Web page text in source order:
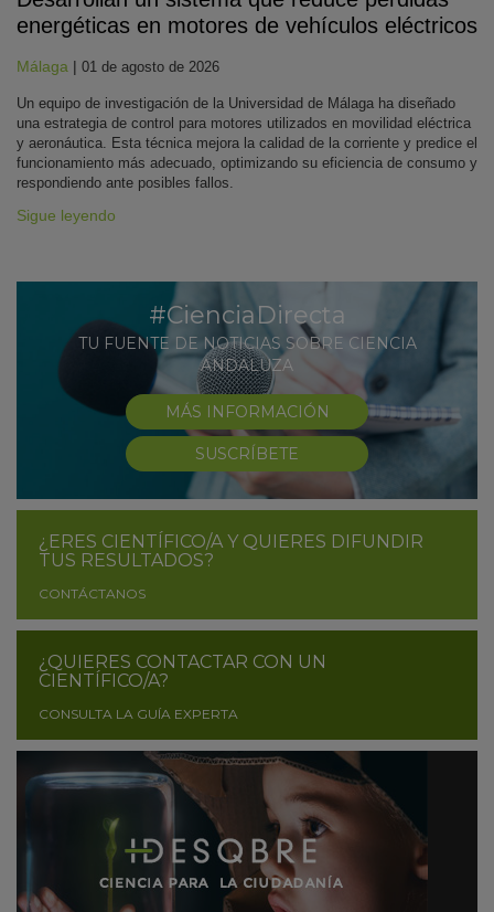
energéticas en motores de vehículos eléctricos
Málaga | 01 de agosto de 2026
Un equipo de investigación de la Universidad de Málaga ha diseñado
una estrategia de control para motores utilizados en movilidad eléctrica
y aeronáutica. Esta técnica mejora la calidad de la corriente y predice el
funcionamiento más adecuado, optimizando su eficiencia de consumo y
respondiendo ante posibles fallos.
Sigue leyendo
#CienciaDirecta
TU FUENTE DE NOTICIAS SOBRE CIENCIA
ANDALUZA
MÁS INFORMACIÓN
SUSCRÍBETE
¿ERES CIENTÍFICO/A Y QUIERES DIFUNDIR
TUS RESULTADOS?
CONTÁCTANOS
¿QUIERES CONTACTAR CON UN
CIENTÍFICO/A?
CONSULTA LA GUÍA EXPERTA